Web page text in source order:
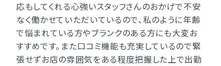
応もしてくれる心強いスタッフさんのおかげで不安
なく働かせていただいているので、私のように年齢
で悩まれている方やブランクのある方にも大変お
すすめです。また口コミ機能も充実しているので緊
張せずお店の雰囲気をある程度把握した上で出勤